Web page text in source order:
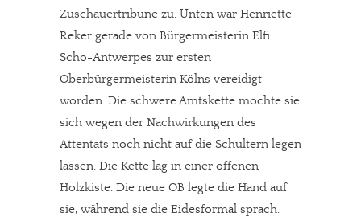
Zuschauertribüne zu. Unten war Henriette
Reker gerade von Bürgermeisterin Elfi
Scho-Antwerpes zur ersten
Oberbürgermeisterin Kölns vereidigt
worden. Die schwere Amtskette mochte sie
sich wegen der Nachwirkungen des
Attentats noch nicht auf die Schultern legen
lassen. Die Kette lag in einer offenen
Holzkiste. Die neue OB legte die Hand auf
sie, während sie die Eidesformal sprach.